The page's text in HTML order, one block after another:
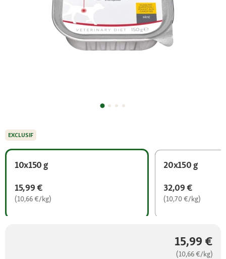
10x150 g
15,99 €
(10,66 €/kg)
20x150 g
32,09 €
(10,70 €/kg)
15,99 €
(10,66 €/kg)
EXCLUSIF